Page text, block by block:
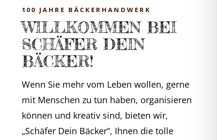
100 JAHRE BÄCKERHANDWERK
WILLKOMMEN BEI
SCHÄFER DEIN
BÄCKER!
Wenn Sie mehr vom Leben wollen, gerne
mit Menschen zu tun haben, organisieren
können und kreativ sind, bieten wir,
„Schäfer Dein Bäcker“, Ihnen die tolle